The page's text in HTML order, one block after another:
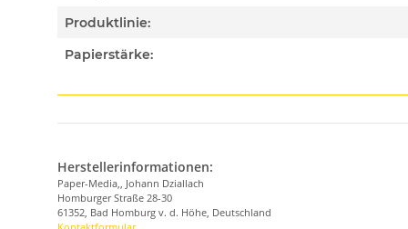
Produktlinie:
Papierstärke:
Herstellerinformationen:
Paper-Media,, Johann Dziallach
Homburger Straße 28-30
61352, Bad Homburg v. d. Höhe, Deutschland